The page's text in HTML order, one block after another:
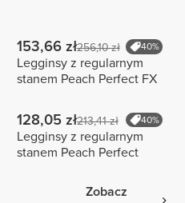
153,66 zł256,10 zł 40%
Legginsy z regularnym
stanem Peach Perfect FX
128,05 zł213,41 zł 40%
Legginsy z regularnym
stanem Peach Perfect
Zobacz